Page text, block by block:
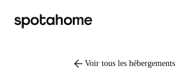
arrow_back Voir tous les hébergements